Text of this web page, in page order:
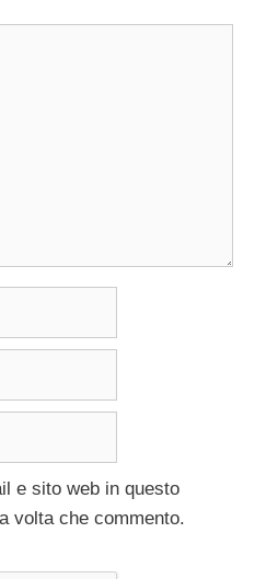
e sito web in questo
volta che commento.